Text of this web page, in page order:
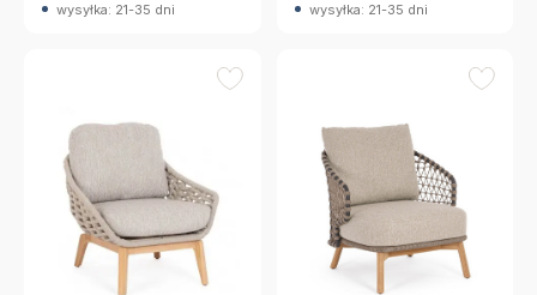
wysyłka: 21-35 dni wysyłka: 21-35 dni